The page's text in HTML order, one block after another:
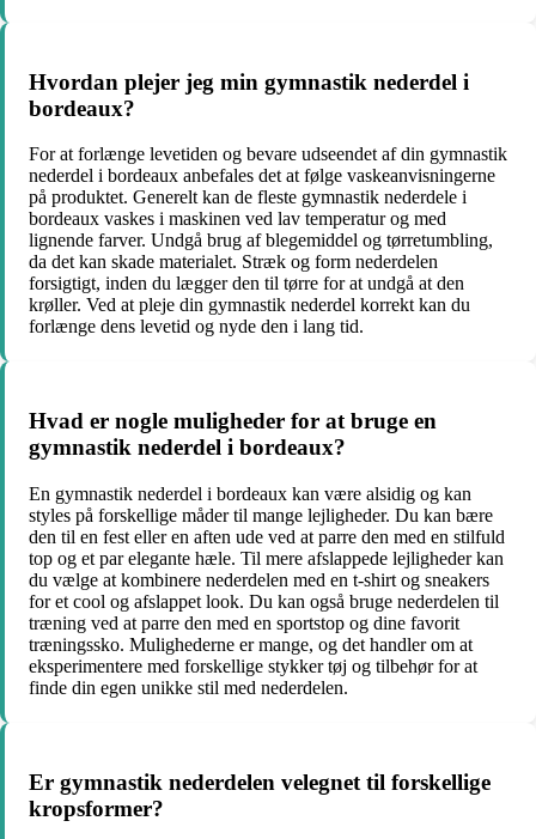
Hvordan plejer jeg min gymnastik nederdel i
bordeaux?
For at forlænge levetiden og bevare udseendet af din gymnastik
nederdel i bordeaux anbefales det at følge vaskeanvisningerne
på produktet. Generelt kan de fleste gymnastik nederdele i
bordeaux vaskes i maskinen ved lav temperatur og med
lignende farver. Undgå brug af blegemiddel og tørretumbling,
da det kan skade materialet. Stræk og form nederdelen
forsigtigt, inden du lægger den til tørre for at undgå at den
krøller. Ved at pleje din gymnastik nederdel korrekt kan du
forlænge dens levetid og nyde den i lang tid.
Hvad er nogle muligheder for at bruge en
gymnastik nederdel i bordeaux?
En gymnastik nederdel i bordeaux kan være alsidig og kan
styles på forskellige måder til mange lejligheder. Du kan bære
den til en fest eller en aften ude ved at parre den med en stilfuld
top og et par elegante hæle. Til mere afslappede lejligheder kan
du vælge at kombinere nederdelen med en t-shirt og sneakers
for et cool og afslappet look. Du kan også bruge nederdelen til
træning ved at parre den med en sportstop og dine favorit
træningssko. Mulighederne er mange, og det handler om at
eksperimentere med forskellige stykker tøj og tilbehør for at
finde din egen unikke stil med nederdelen.
Er gymnastik nederdelen velegnet til forskellige
kropsformer?